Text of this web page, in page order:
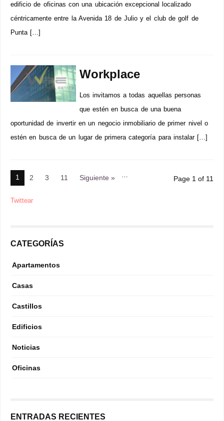
edificio de oficinas con una ubicación excepcional localizado
céntricamente entre la Avenida 18 de Julio y el club de golf de
Punta […]
Workplace
Los invitamos a todas aquellas personas
que estén en busca de una buena
oportunidad de invertir en un negocio inmobiliario de primer nivel o
estén en busca de un lugar de primera categoría para instalar […]
1 2 3 …
11 Siguiente » Page 1 of 11
Twittear
CATEGORÍAS
Apartamentos
Casas
Castillos
Edificios
Noticias
Oficinas
ENTRADAS RECIENTES